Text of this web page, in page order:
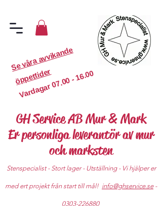
S
e
v
år
a
a
v
vi
k
a
n
d
e
ö
p
p
etti
d
er
Vardagar
07.00 - 16.00
GH Service AB Mur & Mark
Er personliga leverantör av mur
och marksten
Stenspecialist - Stort lager - Utställning - Vi hjälper er
med ert projekt från start till mål! info@ghservice.se-
0303-226880